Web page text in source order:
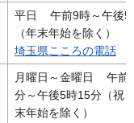
平日 午前9時～午後5
（年末年始を除く）
埼玉県こころの電話
月曜日～金曜日 午前
分～午後5時15分（祝
末年始を除く）